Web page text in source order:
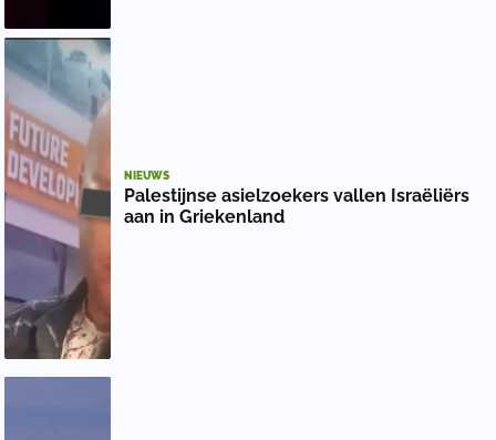
NIEUWS
Palestijnse asielzoekers vallen Israëliërs
aan in Griekenland